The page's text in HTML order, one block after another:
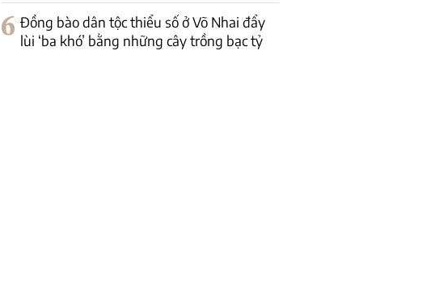
6 Đồng bào dân tộc thiểu số ở Võ Nhai đẩy
lùi ‘ba khó’ bằng những cây trồng bạc tỷ